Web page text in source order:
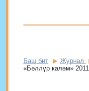
Баш бит Журнал
«Бәллүр каләм» 2011